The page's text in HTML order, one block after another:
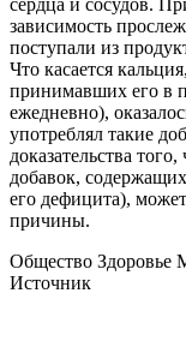
сердца и сосудов.
зависимость
поступали из
Что касается
принимавших его в
ежедневно),
употреблял такие
доказательства
добавок,
его дефицита),
причины.
Общество Здоровье
Источник